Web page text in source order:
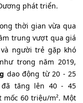
phát triển.
thời gian vừa qua
trung vượt qua giá
người trẻ gặp khó
trong năm 2019,
dao động từ 20 - 25
đã tăng lên 40 - 45
60 triệu/m². Một